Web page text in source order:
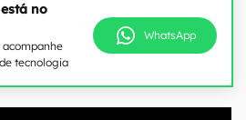
no
acompanhe
tecnologia
WhatsApp